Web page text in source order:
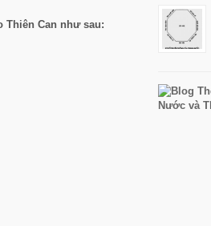
Thiên Can như sau: